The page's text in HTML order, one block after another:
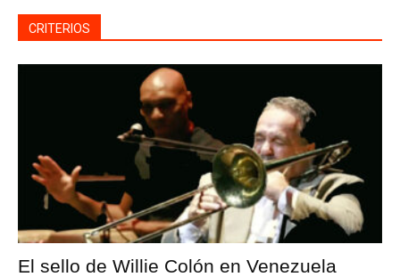
CRITERIOS
El sello de Willie Colón en Venezuela